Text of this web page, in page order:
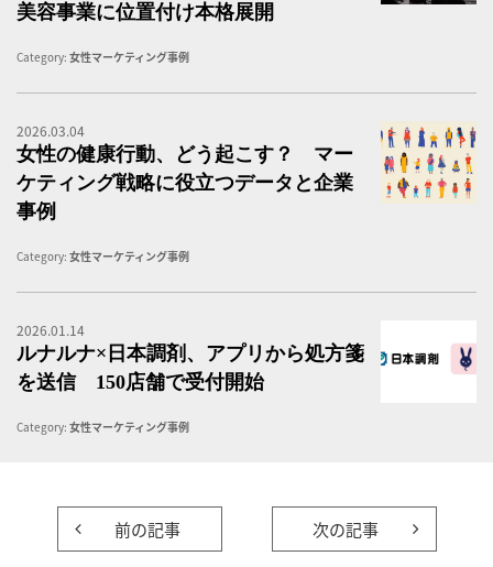
美容事業に位置付け本格展開
Category: 女性マーケティング事例
2026.03.04
女性の健康行動、どう起こす？ マー
ケティング戦略に役立つデータと企業
事例
Category: 女性マーケティング事例
2026.01.14
ルナルナ×日本調剤、アプリから処方箋
を送信 150店舗で受付開始
Category: 女性マーケティング事例
前の記事 次の記事